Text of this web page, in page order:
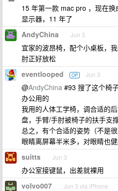
15 年第一款 mac pro ，现在
显示器，11 年了
AndyChina Jun 3
宜家的波昂椅，配个小桌板，
肘正好放松
eventlooped OP Jun 3
@AndyChina #93 搜了这个椅
办公用的
我用的人体工学椅，调合适的
盘，手臂/手肘被椅子的扶手支撑
总之，有个合适的姿势（不是
眼睛离屏幕半米多，对眼睛也
suitts Jun 3
办公室接键鼠，出差就裸用
volvo007 Jun 3 via iPhone